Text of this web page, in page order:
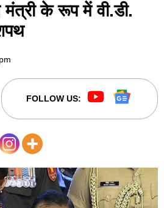
के रूप में वी.डी.
FOLLOW US: